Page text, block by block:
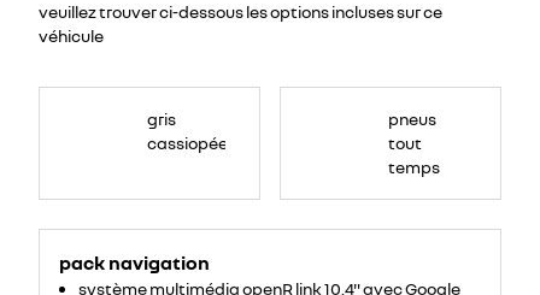
veuillez trouver ci-dessous les options incluses sur ce
véhicule
gris
cassiopée
pack navigation
système multimédia openR link 10.4" avec Google
New
bidi-
pneus
tout
temps